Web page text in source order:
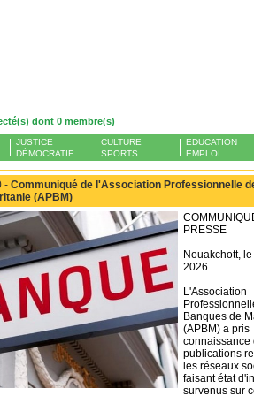
dont 0 membre(s)
JUSTICE
DÉMOCRATIE
CULTURE
SPORTS
EDUCATION
EMPLOI
- Communiqué de l'Association Professionnelle
(APBM)
PRESSE
Nouakchott,
2026
L'Association
Banques de
(APBM) a pris
connaissance
publications
les réseaux
faisant état
survenus sur